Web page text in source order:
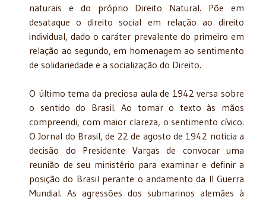
naturais e do próprio Direito Natural. Põe em
desataque o direito social em relação ao direito
individual, dado o caráter prevalente do primeiro em
relação ao segundo, em homenagem ao sentimento
de solidariedade e a socialização do Direito.
O último tema da preciosa aula de 1942 versa sobre
o sentido do Brasil. Ao tomar o texto às mãos
compreendi, com maior clareza, o sentimento cívico.
O Jornal do Brasil, de 22 de agosto de 1942 noticia a
decisão do Presidente Vargas de convocar uma
reunião de seu ministério para examinar e definir a
posição do Brasil perante o andamento da II Guerra
Mundial. As agressões dos submarinos alemães à